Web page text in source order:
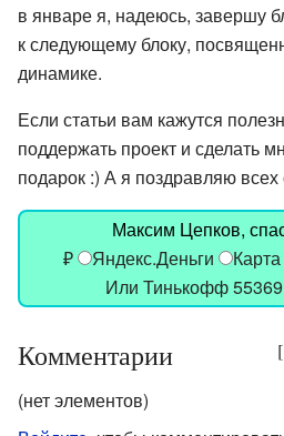
в январе я, надеюсь, завершу
к следующему блоку,
динамике.
Если статьи вам кажутся
поддержать проект и сделать
подарок :) А я поздравляю
₽ Яндекс.Деньги
Карта
Или Тинькофф
[
Комментарии
(нет элементов)